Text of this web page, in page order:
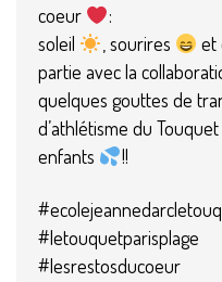
coeur
:
soleil
, sourires et
partie avec la
quelques gouttes de
d’athlétisme du
enfants
!!
#letouquetparisplage
#lesrestosducoeur